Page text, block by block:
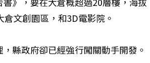
文創園區，和3D電影院。
縣政府卻已經強行闖關動手開發。